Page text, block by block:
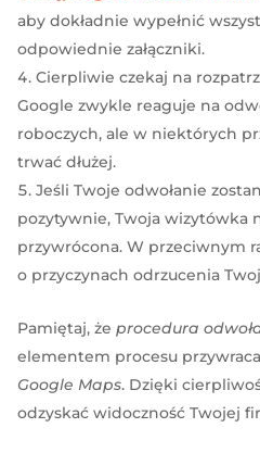
aby dokładnie wypełnić
odpowiednie załączniki.
Cierpliwie czekaj na
Google zwykle reaguje na
roboczych, ale w niektórych
trwać dłużej.
Jeśli Twoje odwołanie
pozytywnie, Twoja wizytówka
przywrócona. W przeciwnym
o przyczynach odrzucenia
Pamiętaj, żeprocedura
elementem procesu
Google Maps. Dzięki
odzyskać widoczność Twojej